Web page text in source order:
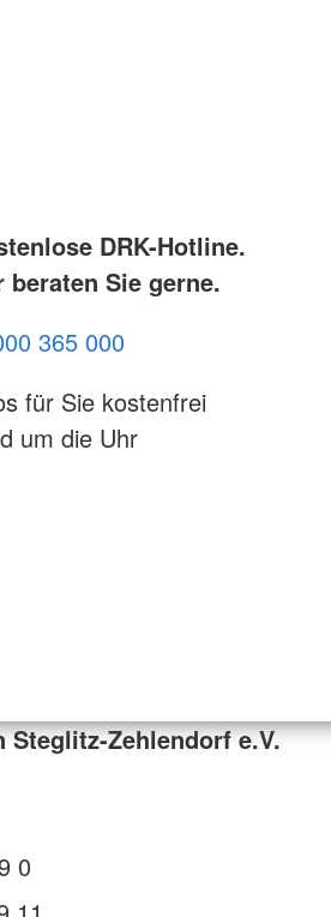
DRK-Hotline.
beraten Sie gerne.
365 000
für Sie kostenfrei
um die Uhr
Zehlendorf e.V.
0